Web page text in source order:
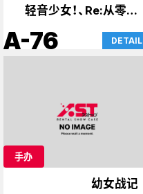
轻音少女！、Re:从零开
始的异世界生活
A-76 DETAIL
手办
幼女战记